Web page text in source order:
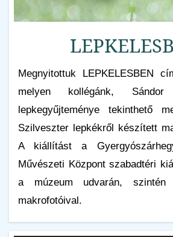
Megnyitottuk LEPKELESBEN
melyen kollégánk,
lepkegyűjteménye tekinthető
Szilveszter lepkékről készített
A kiállítást a
Művészeti Központ szabadtéri
a múzeum udvarán, szintén
makrofotóival.